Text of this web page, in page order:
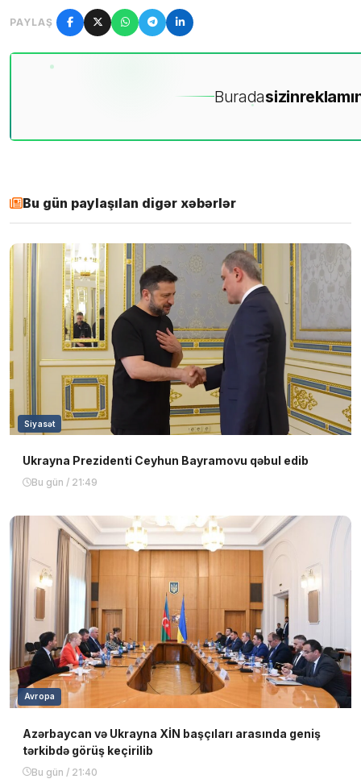
PAYLAŞ
Buradasizin
Bu gün paylaşılan digər xəbərlər
Siyasət
Ukrayna Prezidenti Ceyhun Bayramovu qəbul edib
Bu gün / 21:49
Avropa
Azərbaycan və Ukrayna XİN başçıları arasında geniş
tərkibdə görüş keçirilib
Bu gün / 21:40